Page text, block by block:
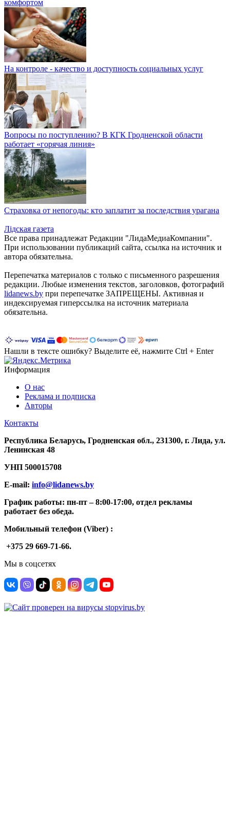
комфортом
На контроле - качество и доступность социальных услуг
Вопросы по поступлению? В КГК Гродненской области
работает «горячая линия»
Страховка от непогоды: кто заплатит за последствия урагана
Лiдская газета
Все права принадлежат Редакции "ЛидаМедиаКомпании".
При использовании публикаций сайта, ссылка на источник и
автора обязательна.
Перепечатка материалов c только с письменного разрешения
редакции. Любые изменения текстов, заголовков, фотографий
lidanews.by при перепечатке ЗАПРЕЩЕНЫ. Активная и
индексируемая гиперссылка на источник материала
обязательна.
Нашли в тексте ошибку? Выделите её, нажмите Ctrl + Enter
Информация
О нас
Реклама и подписка
Авторы
Контакты
Республика Беларусь, Гродненская обл., 231300, г. Лида, ул.
Ленинская 48
УНП 500015708
E-mail: info@lidanews.by
График работы: пн-пт –8:00-17:00, отдел рекламы
работает без обеда.
Мобильный телефон (Viber) :
+375 29 669-71-66.
Мы в соцсетях